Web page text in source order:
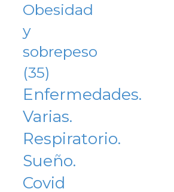
Obesidad
y
sobrepeso
(35)
Enfermedades.
Varias.
Respiratorio.
Sueño.
Covid